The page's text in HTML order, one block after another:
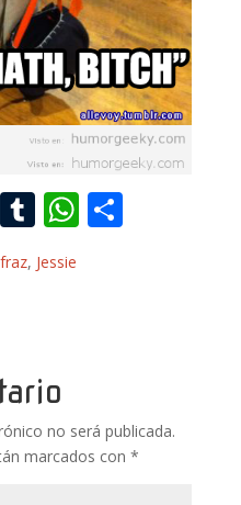
Pi T
m
W
p r
, Jessie
no será publicada.
marcados con *